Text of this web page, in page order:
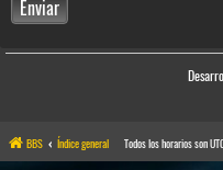
BBS Índice general Todos los horarios son